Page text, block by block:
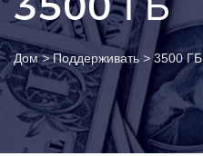
Дом > Поддерживать > 3500 ГБ